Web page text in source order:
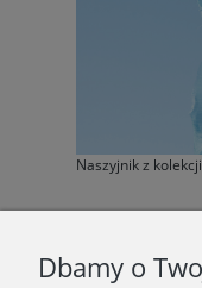
Naszyjnik z
Dbamy o